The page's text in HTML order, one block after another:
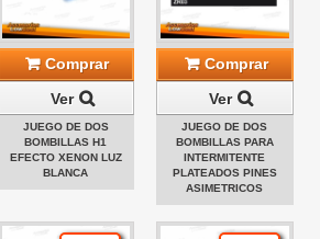
Comprar
Ver
JUEGO DE DOS
BOMBILLAS H1
EFECTO XENON LUZ
BLANCA
Comprar
Ver
JUEGO DE DOS
BOMBILLAS PARA
INTERMITENTE
PLATEADOS PINES
ASIMETRICOS